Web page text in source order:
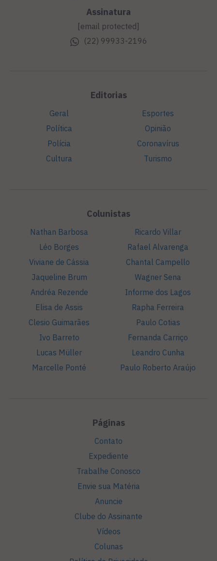
Assinatura
[email protected]
(22) 99933-2196
Editorias
Geral
Política
Polícia
Cultura
Esportes
Opinião
Coronavírus
Turismo
Colunistas
Nathan Barbosa
Léo Borges
Viviane de Cássia
Jaqueline Brum
Andréa Rezende
Elisa de Assis
Clesio Guimarães
Ivo Barreto
Lucas Müller
Marcelle Ponté
Ricardo Villar
Rafael Alvarenga
Chantal Campello
Wagner Sena
Informe dos Lagos
Rapha Ferreira
Paulo Cotias
Fernanda Carriço
Leandro Cunha
Paulo Roberto Araújo
Páginas
Contato
Expediente
Trabalhe Conosco
Envie sua Matéria
Anuncie
Clube do Assinante
Vídeos
Colunas